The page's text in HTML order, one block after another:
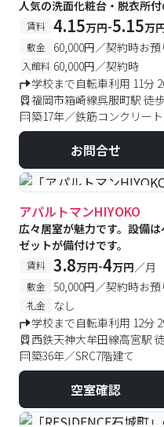
人気の洗面化粧台・脱衣所付
賃料 4.15万円-5.15万
敷金 60,000円／契約時お預
入館料 60,000円／契約時
学校まで自転車利用 11分
福岡市箱崎線呉服町駅 徒
築17年／鉄筋コンクリー
お問合せ
#予約受付中 #空室待ち
アパルトマンHIYOKO
広々居室が魅力です。設備
ゼットが備付けです。
賃料 3.8万円-4万円／月
敷金 50,000円／契約時お預
礼金
なし
学校まで自転車利用 12分
西鉄天神大牟田線高宮駅
築36年／SRC7階建て
空室確認